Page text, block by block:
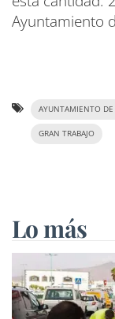
Ayuntamiento
AYUNTAMIENTO DE
GRAN TRABAJO
Lo más